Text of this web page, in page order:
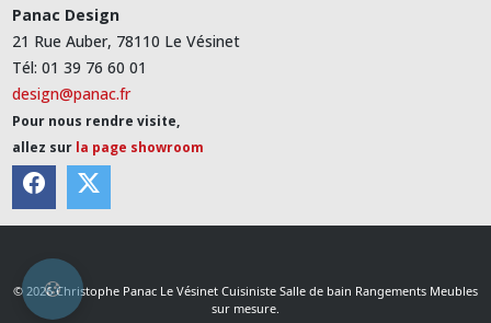
Panac Design
21 Rue Auber, 78110 Le Vésinet
Tél: 01 39 76 60 01
design@panac.fr
Pour nous rendre visite,
allez sur la page showroom
© 2026 Christophe Panac Le Vésinet Cuisiniste Salle de bain Rangements Meubles
sur mesure.